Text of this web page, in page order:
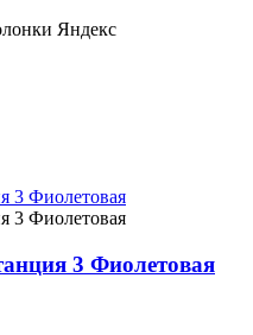
Яндекс
3 Фиолетовая